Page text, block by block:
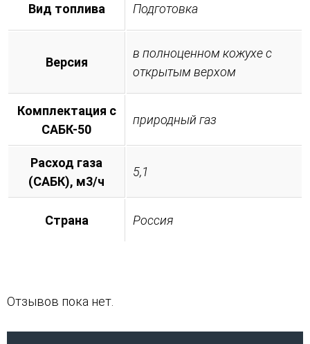
Вид топлива Подготовка
Версия
в полноценном кожухе с
открытым верхом
Комплектация с
САБК-50
природный газ
Расход газа
(САБК), м3/ч
5,1
Страна Россия
Отзывов пока нет.